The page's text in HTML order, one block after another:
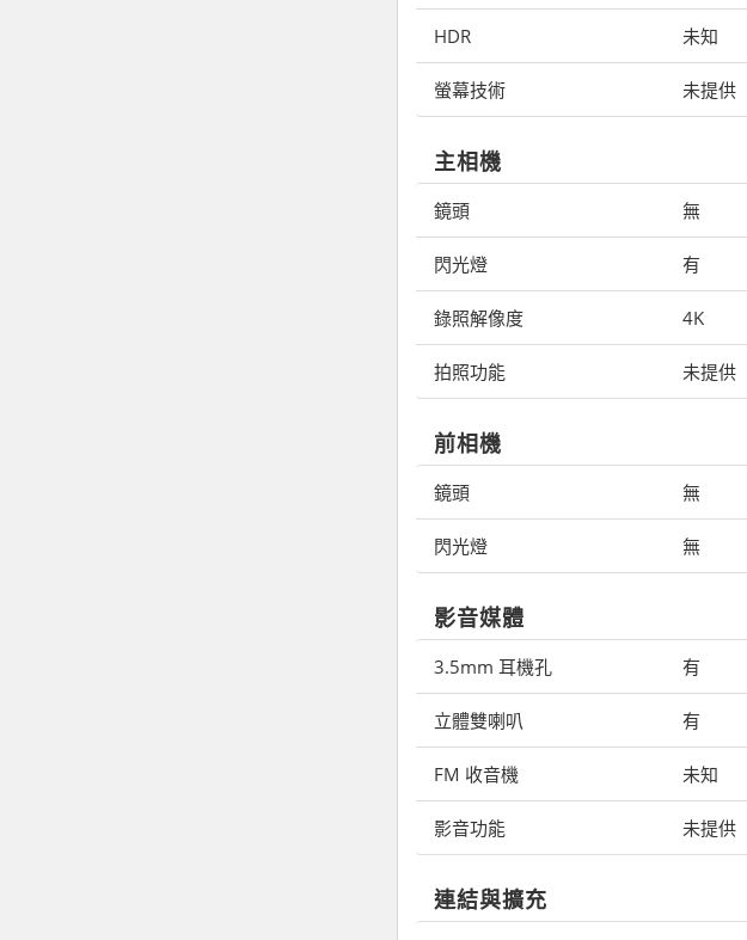
HDR 未知
螢幕技術 未提供
主相機
鏡頭 無
閃光燈 有
錄照解像度 4K
拍照功能 未提供
前相機
鏡頭 無
閃光燈 無
影音媒體
3.5mm 耳機孔 有
立體雙喇叭 有
FM 收音機 未知
影音功能 未提供
連結與擴充